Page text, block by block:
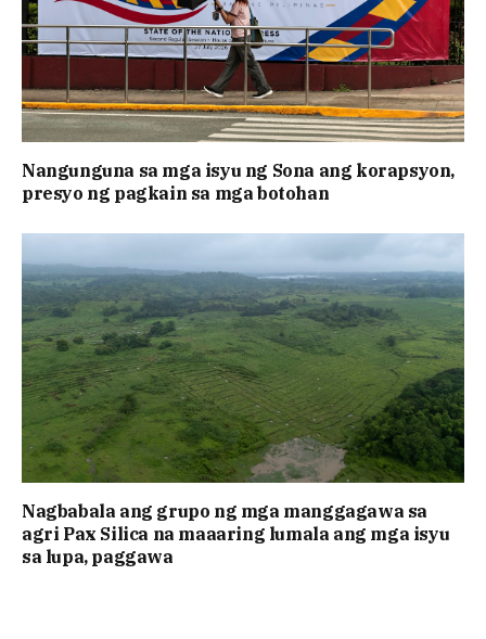
Nangunguna sa mga isyu ng Sona ang korapsyon,
presyo ng pagkain sa mga botohan
Nagbabala ang grupo ng mga manggagawa sa
agri Pax Silica na maaaring lumala ang mga isyu
sa lupa, paggawa